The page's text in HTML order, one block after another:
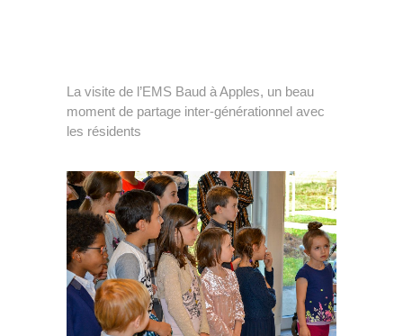
Emploi
La visite de l’EMS Baud à Apples, un beau
moment de partage inter-générationnel avec
les résidents